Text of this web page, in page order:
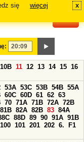
się
więcej x
10B 11 12 13 14 15 16
53A 53C 53B 54B 55A
60C 60D 61 62 63
70 71A 71B 72A 72B
81B 82A 82B 83 84A
88D 89 90 91A 91B
100 101 201 202 6.
F1